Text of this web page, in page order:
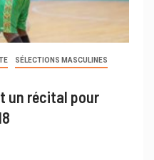
SÉLECTIONS MASCULINES
un récital pour